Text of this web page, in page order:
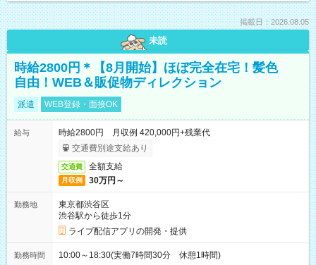
掲載日：2026.08.05
未読
時給2800円＊【8月開始】ほぼ完全在宅！髪色
自由！WEB＆販促物ディレクション
派遣 WEB登録・面接OK
給与
時給2800円 月収例 420,000円+残業代
交通費別途支給あり
交通費 全額支給
月収例 30万円～
勤務地
東京都渋谷区
渋谷駅から徒歩1分
ライブ配信アプリの開発・提供
勤務時間 10:00～18:30(実働7時間30分 休憩1時間)